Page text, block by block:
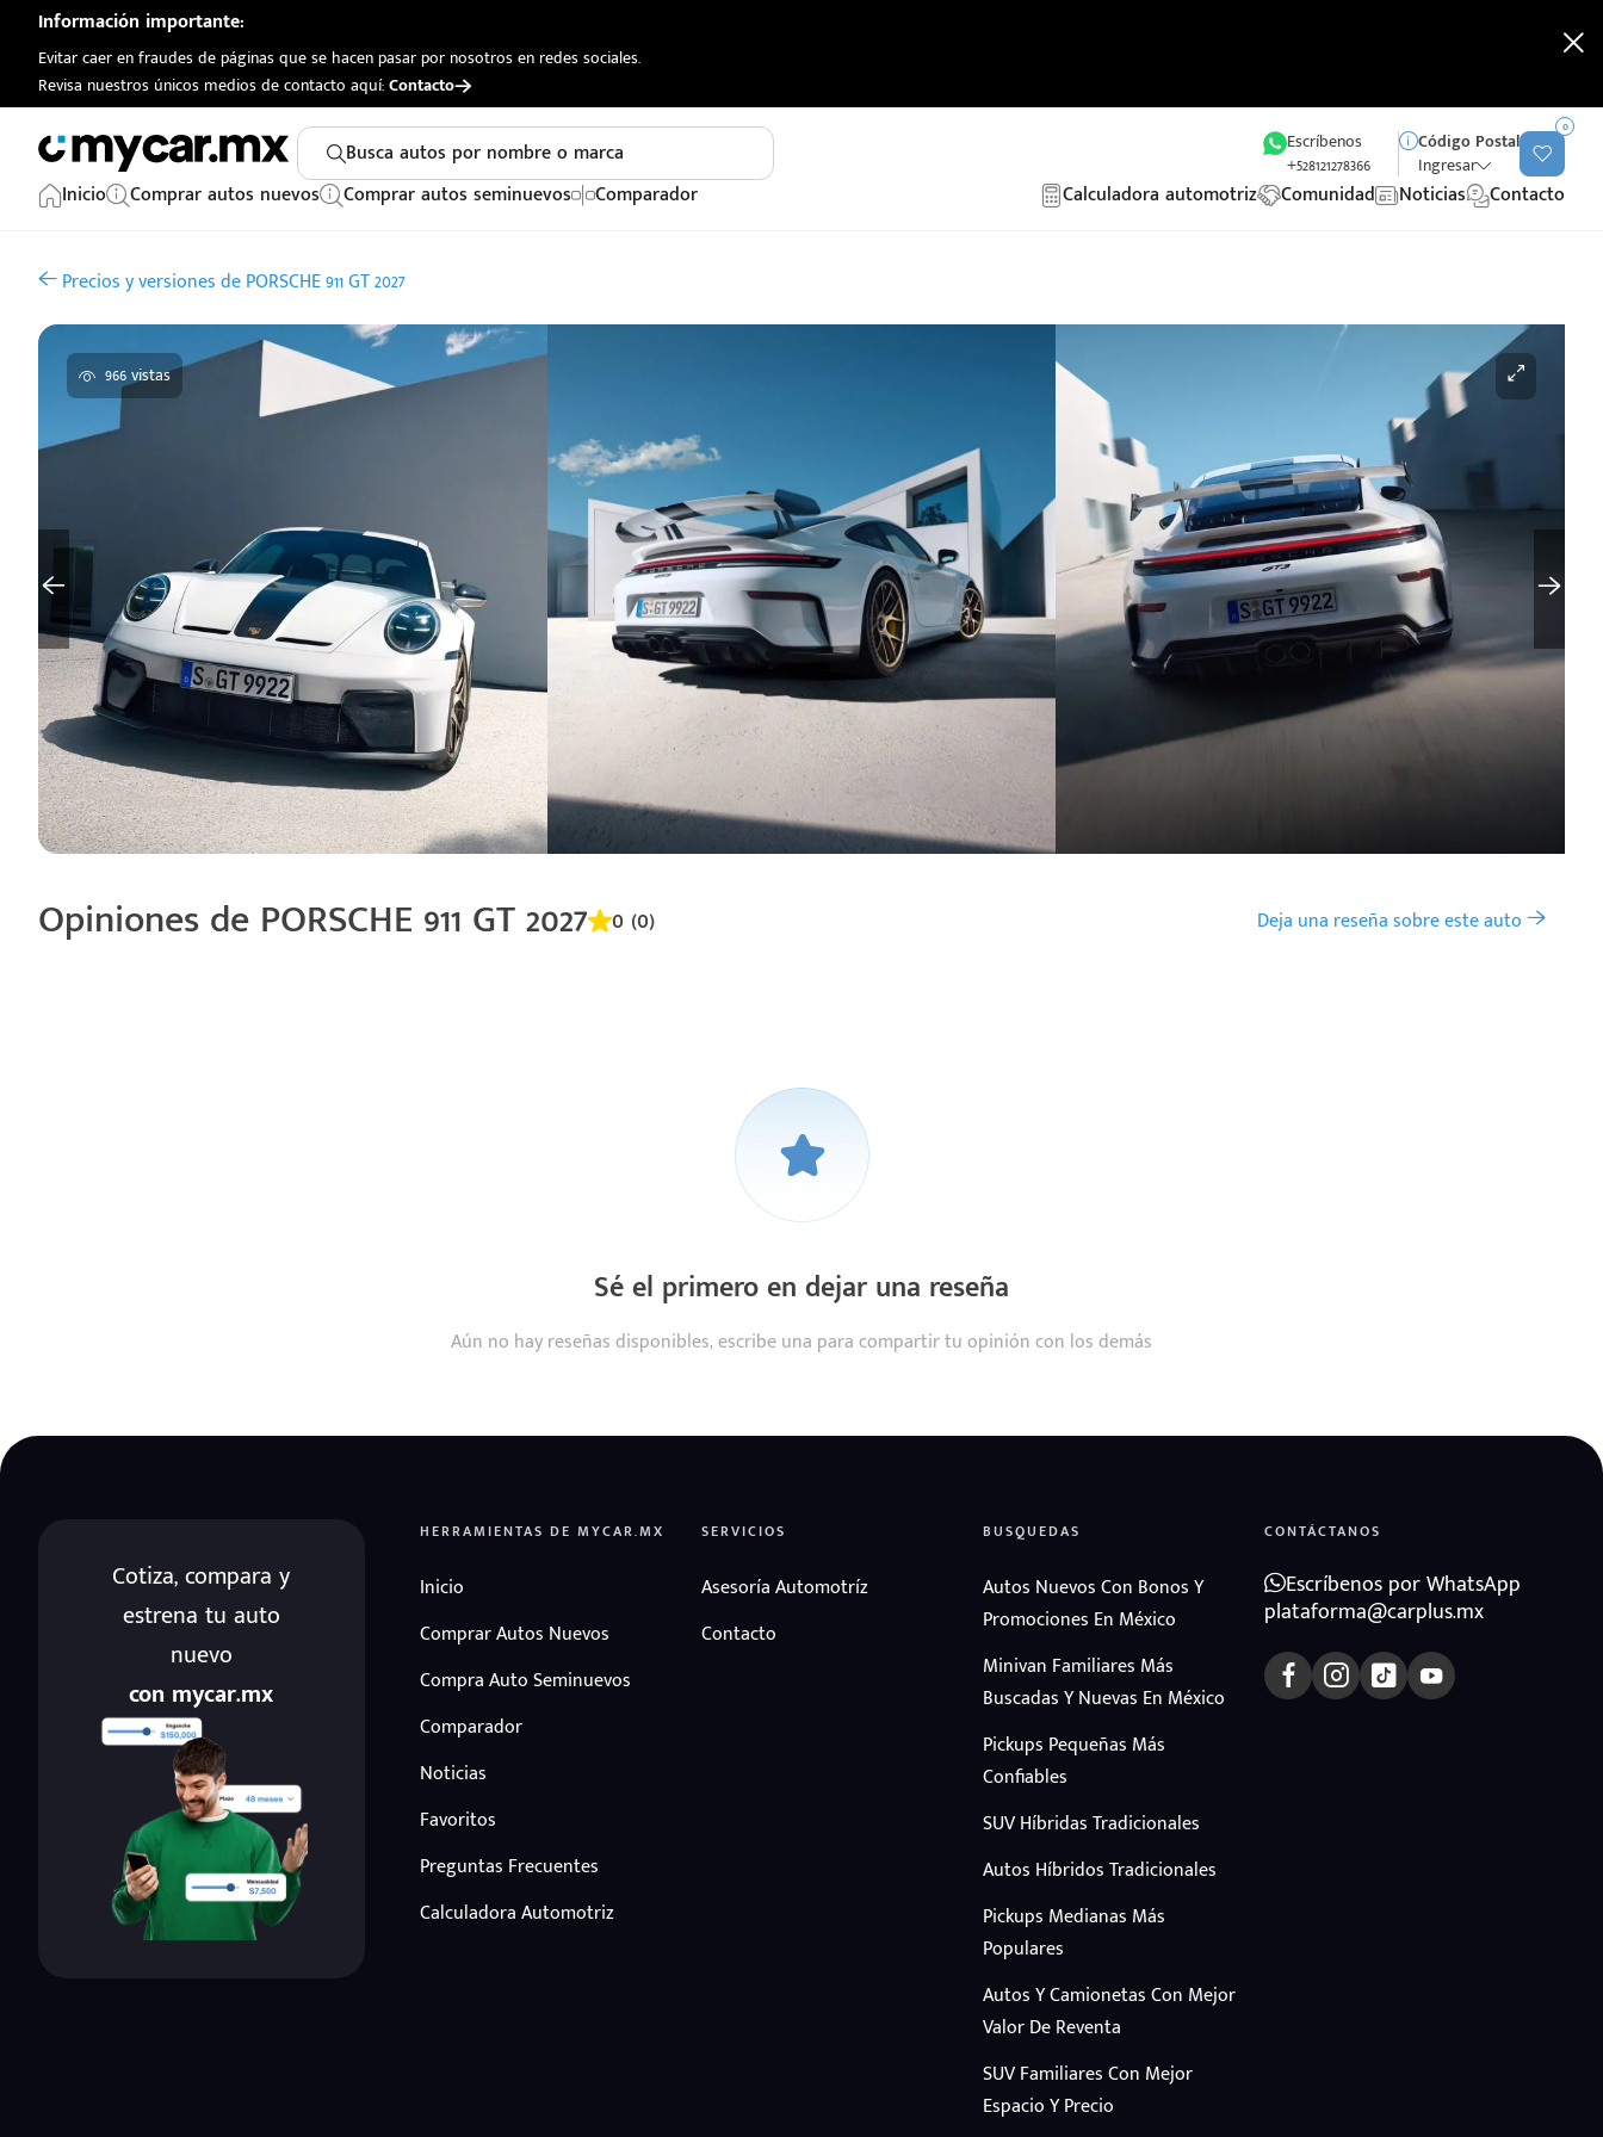
Información importante:
Evitar caer en fraudes de páginas que se hacen pasar por nosotros en redes sociales.
Revisa nuestros únicos medios de contacto aquí:Contacto
Busca autos por nombre o marca
Escríbenos
+528121278366
Código Postal
Ingresar
0
Inicio Comprar autos nuevos Comprar autos seminuevos Comparador Calculadora automotriz Comunidad Noticias Contacto
Precios y versiones de PORSCHE 911 GT 2027
966 vistas
Opiniones de PORSCHE 911 GT 2027 0 (0) Deja una reseña sobre este auto
Sé el primero en dejar una reseña
Aún no hay reseñas disponibles, escribe una para compartir tu opinión con los demás
Cotiza, compara y
estrena tu auto
nuevo
con mycar.mx
HERRAMIENTAS DE MYCAR.MX
Inicio
Comprar Autos Nuevos
Compra Auto Seminuevos
Comparador
Noticias
Favoritos
Preguntas Frecuentes
Calculadora Automotriz
SERVICIOS
Asesoría Automotríz
Contacto
BUSQUEDAS
Autos Nuevos Con Bonos Y
Promociones En México
Minivan Familiares Más
Buscadas Y Nuevas En México
Pickups Pequeñas Más
Confiables
SUV Híbridas Tradicionales
Autos Híbridos Tradicionales
Pickups Medianas Más
Populares
Autos Y Camionetas Con Mejor
Valor De Reventa
SUV Familiares Con Mejor
Espacio Y Precio
CONTÁCTANOS
Escríbenos por WhatsApp
plataforma@carplus.mx